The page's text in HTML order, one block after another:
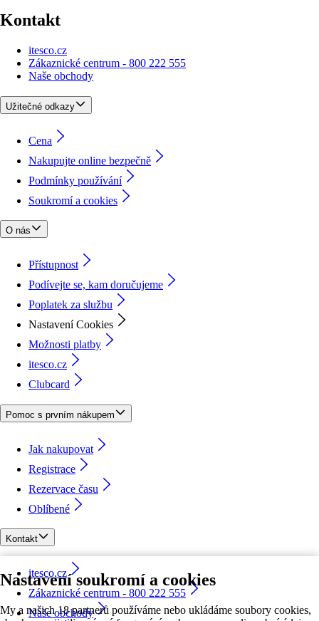
Nastavení soukromí a cookies
My a našich 18 partnerů používáme nebo ukládáme soubory cookies,
Kontakt
itesco.cz
Zákaznické centrum - 800 222 555
Naše obchody
Užitečné odkazy
Cena
Nakupujte online bezpečně
Podmínky používání
Soukromí a cookies
O nás
Přístupnost
Podívejte se, kam doručujeme
Poplatek za službu
Nastavení Cookies
Možnosti platby
itesco.cz
Clubcard
Pomoc s prvním nákupem
Jak nakupovat
Registrace
Rezervace času
Oblíbené
Kontakt
itesco.cz
Zákaznické centrum - 800 222 555
Naše obchody